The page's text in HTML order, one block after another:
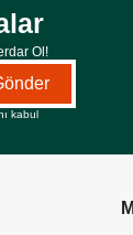
Ol!
kabul